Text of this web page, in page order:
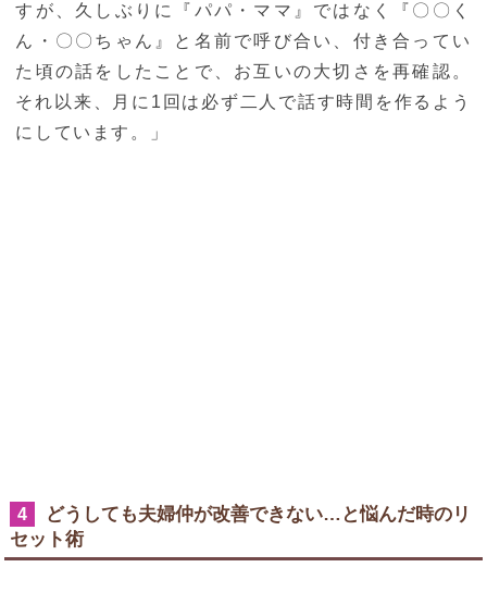
すが、久しぶりに『パパ・ママ』ではなく『〇〇く
ん・〇〇ちゃん』と名前で呼び合い、付き合ってい
た頃の話をしたことで、お互いの大切さを再確認。
それ以来、月に1回は必ず二人で話す時間を作るよう
にしています。」
4
どうしても夫婦仲が改善できない…と悩んだ時のリ
セット術